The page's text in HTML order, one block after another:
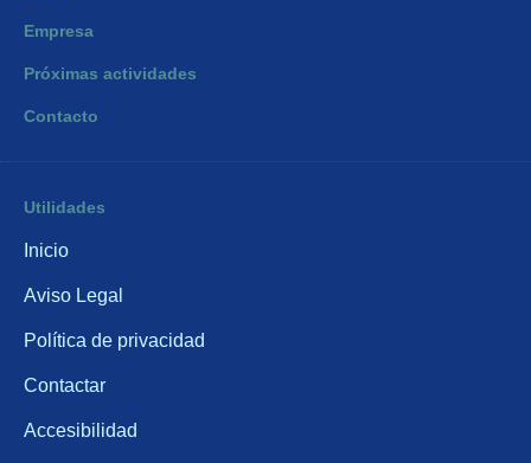
Empresa
Próximas actividades
Contacto
Utilidades
Inicio
Aviso Legal
Política de privacidad
Contactar
Accesibilidad